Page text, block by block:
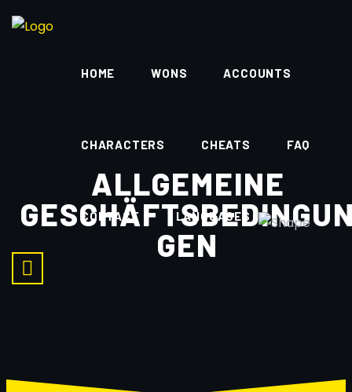
HOME WONS ACCOUNTS
CHARACTERS CHEATS FAQ
CONTACT LANGUAGES
ALLGEMEINE
GEN